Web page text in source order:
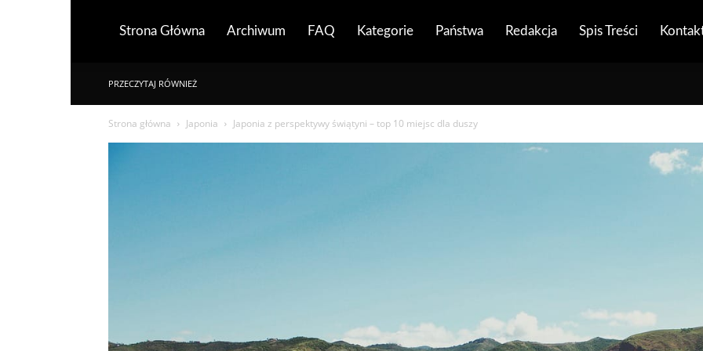
Strona Główna Archiwum FAQ Kategorie Państwa Redakcja Spis Treści
PRZECZYTAJ RÓWNIEŻ
Strona główna Japonia Japonia z perspektywy świątyni – top 10 miejsc dla duszy